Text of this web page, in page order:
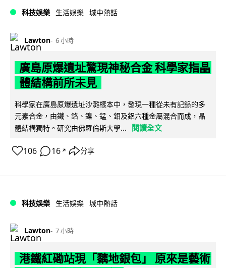
科技娛樂 生活娛樂 城中熱話
Lawton 6 小時
廣島原爆遺址驚現神秘合金 科學家指晶
體結構前所未見
科學家在廣島原爆遺址沙灘樣本中，發現一種從未有記錄的多
元素合金，由鐵、鉻、鎳、錳、鉬及鋁六種金屬混合而成，晶
體結構獨特。研究由佛羅倫斯大學...
閱讀全文
106 16 ↗ 分享
科技娛樂 生活娛樂 城中熱話
Lawton 7 小時
港鐵紅磡站現「黐地銀包」 原來是藝術